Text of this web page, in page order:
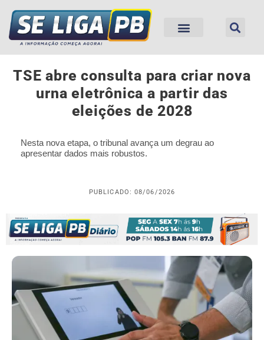
TSE abre consulta para criar nova
urna eletrônica a partir das
eleições de 2028
Nesta nova etapa, o tribunal avança um degrau ao
apresentar dados mais robustos.
PUBLICADO: 08/06/2026